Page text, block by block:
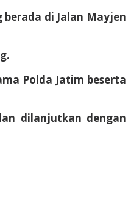
di Jalan Mayjen
Polda Jatim beserta
dilanjutkan dengan